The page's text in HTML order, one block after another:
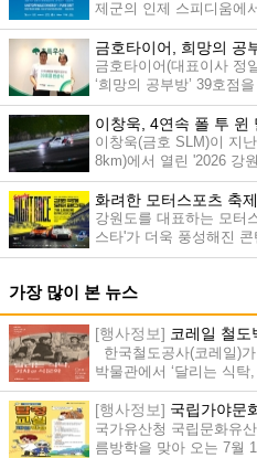
제군의 인제 스피디움에
금호타이어, 희망의 공
금호타이어(대표이사 정
‘희망의 공부방’ 39호점
이창욱, 4연속 폴 투 윈
이창욱(금호 SLM)이 지
8km)에서 열린 '2026 강
0...
화려한 모터스포츠 축
강원도를 대표하는 모터
스타'가 더욱 풍성해진
게...
가장 많이 본 뉴스
[행사정보] 코레일 철도
한국철도공사(코레일)
박물관에서 ‘달리는 식
[행사정보] 국립가야문
국가유산청 국립문화유
름방학을 맞아 오는 7월